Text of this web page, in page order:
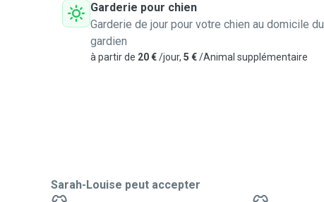
Garderie pour chien
Garderie de jour pour votre chien au domicile du
gardien
à partir de 20 €/jour, 5 €/Animal supplémentaire
Sarah-Louise peut accepter